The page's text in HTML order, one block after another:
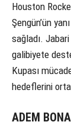
Houston
Şengün’ün
sağladı.
galibiyete
Kupası
hedeflerini
ADEM